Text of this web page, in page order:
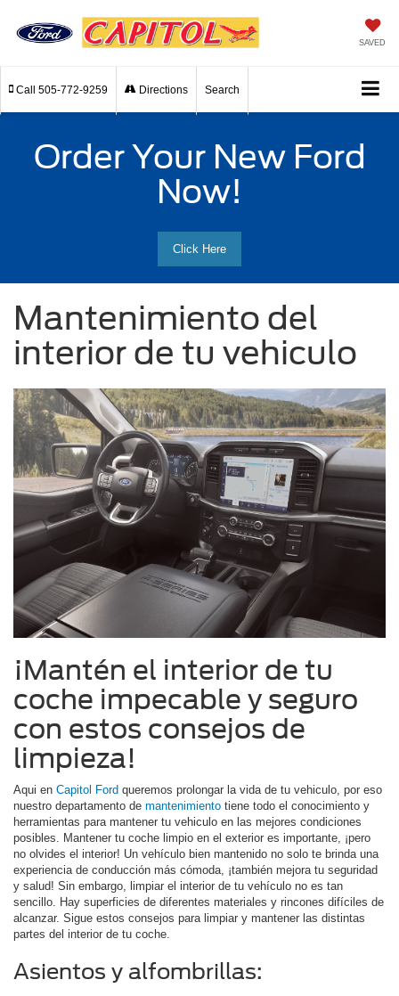
SAVED
Call 505-772-9259 Directions Search
Order Your New Ford
Now!
Click Here
Mantenimiento del
interior de tu vehiculo
¡Mantén el interior de tu
coche impecable y seguro
con estos consejos de
limpieza!
Aqui en Capitol Ford queremos prolongar la vida de tu vehiculo, por eso
nuestro departamento de mantenimiento tiene todo el conocimiento y
herramientas para mantener tu vehiculo en las mejores condiciones
posibles. Mantener tu coche limpio en el exterior es importante, ¡pero
no olvides el interior! Un vehículo bien mantenido no solo te brinda una
experiencia de conducción más cómoda, ¡también mejora tu seguridad
y salud! Sin embargo, limpiar el interior de tu vehículo no es tan
sencillo. Hay superficies de diferentes materiales y rincones difíciles de
alcanzar. Sigue estos consejos para limpiar y mantener las distintas
partes del interior de tu coche.
Asientos y alfombrillas: